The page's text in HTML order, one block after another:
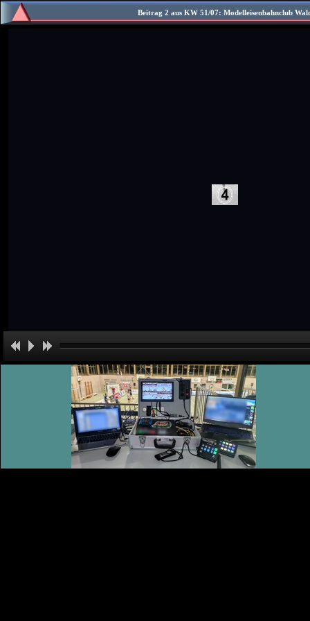
Beitrag 2 aus KW 51/07: Modelleisenbahnclub